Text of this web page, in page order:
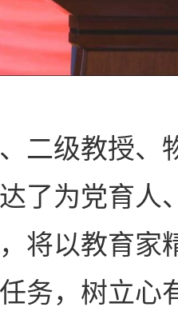
二级教授、
了为党育人
将以教育家
务，树立心